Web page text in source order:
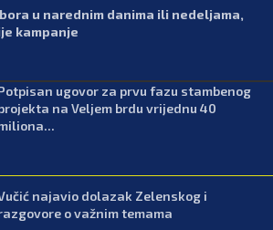
u narednim danima ili nedeljama,
kampanje
ugovor za prvu fazu stambenog
na Veljem brdu vrijednu 40
najavio dolazak Zelenskog i
o važnim temama